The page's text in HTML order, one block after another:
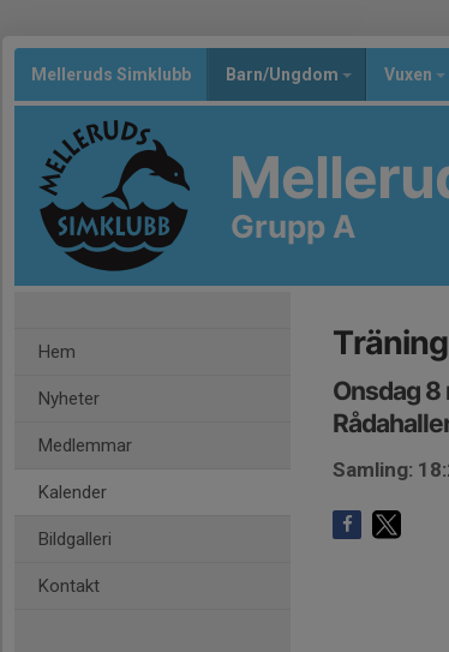
Melleruds Simklubb Barn/Ungdom Vuxen
Grupp A
Hem
Nyheter
Medlemmar
Kalender
Bildgalleri
Kontakt
Träning
Onsdag
Samling: